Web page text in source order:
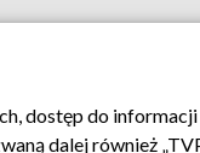
Kontakt
dostęp do
dalej również